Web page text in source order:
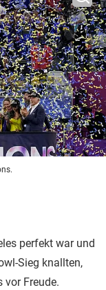
perfekt war und
Sieg knallten,
vor Freude.